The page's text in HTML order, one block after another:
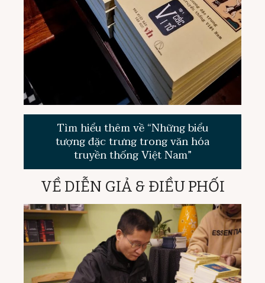
Tìm hiểu thêm về “Những biểu
tượng đặc trưng trong văn hóa
truyền thống Việt Nam”
VỀ DIỄN GIẢ & ĐIỀU PHỐI